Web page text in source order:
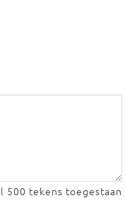
500 tekens toegestaan